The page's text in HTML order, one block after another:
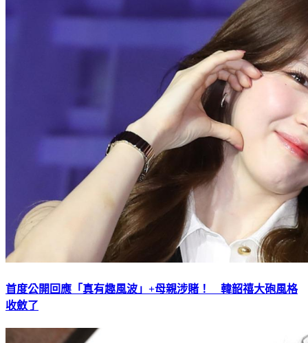
首度公開回應「真有趣風波」+母親涉賭！ 韓韶禧大砲風格
收斂了